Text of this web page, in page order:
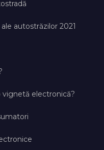
autostrăzilor 2021
electronică?